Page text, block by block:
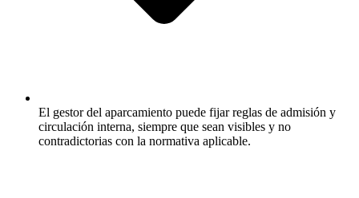
El gestor del aparcamiento puede fijar reglas de admisión y
circulación interna, siempre que sean visibles y no
contradictorias con la normativa aplicable.